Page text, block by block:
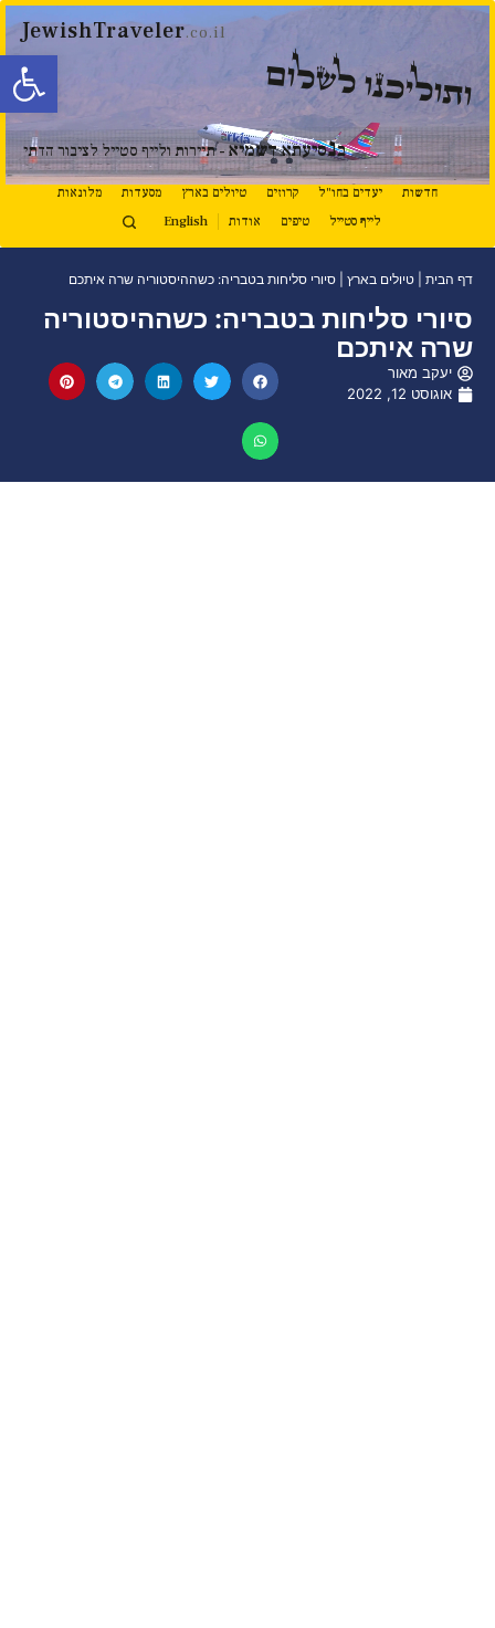
פתח
JewishTraveler.co.il
ותוליכנו לשלום
בנסיעתא דשמיא - תיירות ולייף סטייל לציבור הדתי
חדשות יעדים בחו"ל קרוזים טיולים בארץ מסעדות
מלונאות
לייף סטייל
טיפים אודות English
דף הבית טיולים בארץ סיורי סליחות בטבריה: כשההיסטוריה שרה איתכם
סיורי סליחות בטבריה: כשההיסטוריה
שרה איתכם
יעקב מאור
אוגוסט 12, 2022